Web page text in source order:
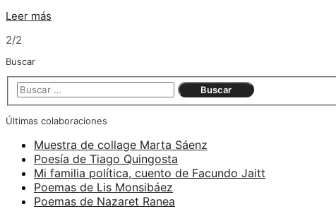
Leer más
2/2
Buscar
Últimas colaboraciones
Muestra de collage Marta Sáenz
Poesía de Tiago Quingosta
Mi familia política, cuento de Facundo Jaitt
Poemas de Lis Monsibáez
Poemas de Nazaret Ranea